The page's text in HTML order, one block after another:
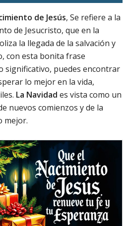
de Jesús, Se refiere a la
de Jesucristo, que en la
la llegada de la salvación y
con esta bonita frase
significativo, puedes encontrar
lo mejor en la vida,
La Navidad es vista como un
nuevos comienzos y de la
mejor.